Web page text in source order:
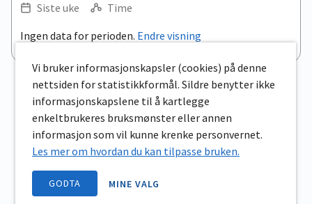
Siste uke
Time
.
View as data table, .
Ingen data for perioden. Endre visning
Vi bruker informasjonskapsler (cookies) på denne
nettsiden for statistikkformål. Sildre benytter ikke
informasjonskapslene til å kartlegge
enkeltbrukeres bruksmønster eller annen
informasjon som vil kunne krenke personvernet.
Les mer om hvordan du kan tilpasse bruken.
GODTA MINE VALG